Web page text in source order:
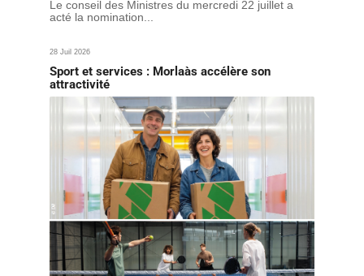
Le conseil des Ministres du mercredi 22 juillet a
acté la nomination...
28 Juil 2026
Sport et services : Morlaàs accélère son
attractivité